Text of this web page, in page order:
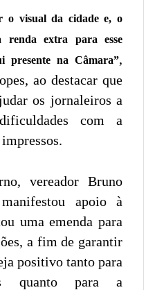
o visual da cidade e, o
renda extra para esse
presente na Câmara”,
ao destacar que
os jornaleiros a
com a
vereador Bruno
apoio à
uma emenda para
a fim de garantir
positivo tanto para
quanto para a